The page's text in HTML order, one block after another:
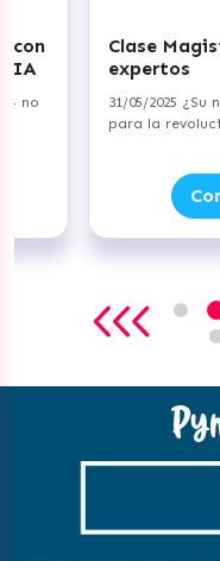
con
IA
— no
Clase
expertos
31/05/2025
para la